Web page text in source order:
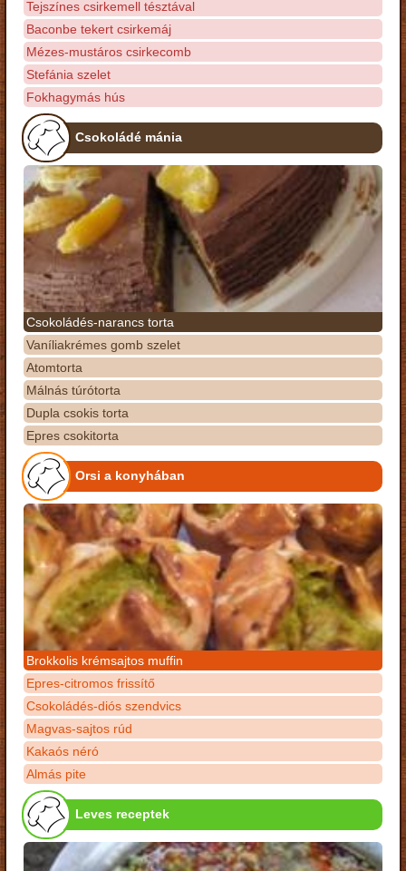
Tejszínes csirkemell tésztával
Baconbe tekert csirkemáj
Mézes-mustáros csirkecomb
Stefánia szelet
Fokhagymás hús
Csokoládé mánia
Csokoládés-narancs torta
Vaníliakrémes gomb szelet
Atomtorta
Málnás túrótorta
Dupla csokis torta
Epres csokitorta
Orsi a konyhában
Brokkolis krémsajtos muffin
Epres-citromos frissítő
Csokoládés-diós szendvics
Magvas-sajtos rúd
Kakaós néró
Almás pite
Leves receptek